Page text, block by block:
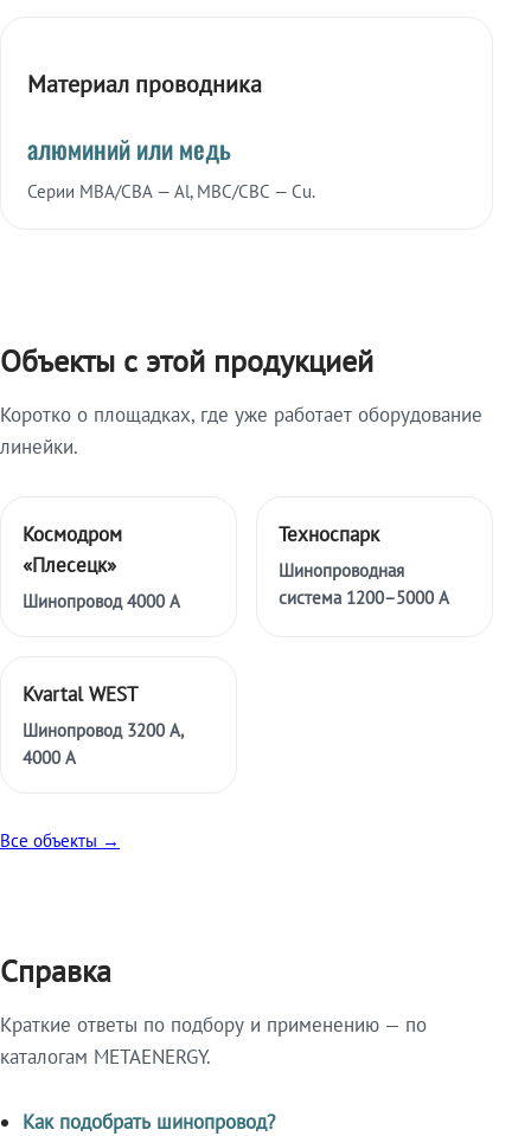
Материал проводника
алюминий или медь
Серии МВА/СВА — Al, МВС/СВС — Cu.
Объекты с этой продукцией
Коротко о площадках, где уже работает оборудование
линейки.
Космодром
«Плесецк»
Шинопровод 4000 А
Техноспарк
Шинопроводная
система 1200–5000 А
Kvartal WEST
Шинопровод 3200 А,
4000 А
Все объекты →
Справка
Краткие ответы по подбору и применению — по
каталогам METAENERGY.
Как подобрать шинопровод?